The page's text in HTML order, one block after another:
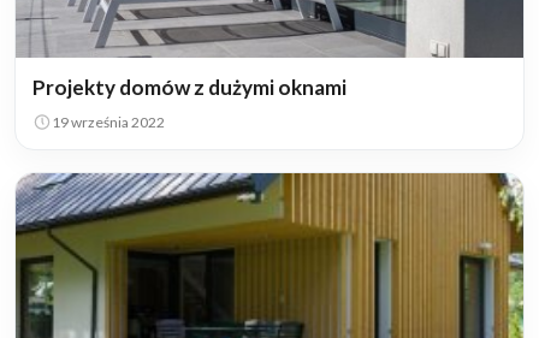
Projekty domów z dużymi oknami
19 września 2022